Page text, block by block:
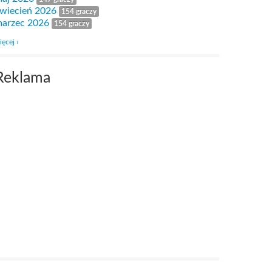
2026 154 graczy
2026 154 graczy
›